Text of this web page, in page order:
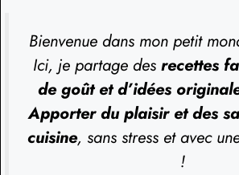
Bienvenue dans mon petit
Ici, je partage des recettes
de goût et d’idées
Apporter du plaisir et des
cuisine, sans stress et avec
!